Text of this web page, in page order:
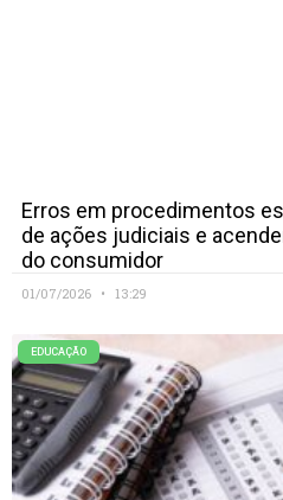
Erros em procedimentos
de ações judiciais e
do consumidor
01/07/2026 13:29
EDUCAÇÃO